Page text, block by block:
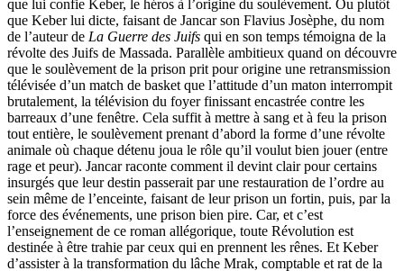
que lui confie Keber, le héros à l’origine du soulèvement. Ou plutôt
que Keber lui dicte, faisant de Jancar son Flavius Josèphe, du nom
de l’auteur de La Guerre des Juifs qui en son temps témoigna de la
révolte des Juifs de Massada. Parallèle ambitieux quand on découvre
que le soulèvement de la prison prit pour origine une retransmission
télévisée d’un match de basket que l’attitude d’un maton interrompit
brutalement, la télévision du foyer finissant encastrée contre les
barreaux d’une fenêtre. Cela suffit à mettre à sang et à feu la prison
tout entière, le soulèvement prenant d’abord la forme d’une révolte
animale où chaque détenu joua le rôle qu’il voulut bien jouer (entre
rage et peur). Jancar raconte comment il devint clair pour certains
insurgés que leur destin passerait par une restauration de l’ordre au
sein même de l’enceinte, faisant de leur prison un fortin, puis, par la
force des événements, une prison bien pire. Car, et c’est
l’enseignement de ce roman allégorique, toute Révolution est
destinée à être trahie par ceux qui en prennent les rênes. Et Keber
d’assister à la transformation du lâche Mrak, comptable et rat de la